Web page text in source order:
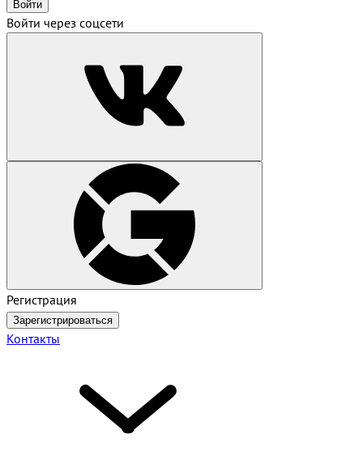
Войти
Войти через соцсети
Регистрация
Зарегистрироваться
Контакты